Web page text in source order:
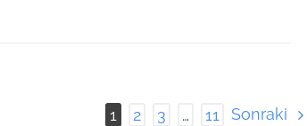
1 2 3 … 11 Sonraki